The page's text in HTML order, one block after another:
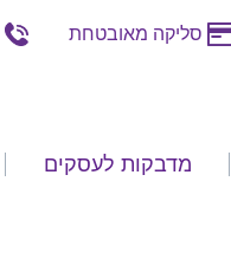
סליקה מאובטחת
מדבקות לעסקים